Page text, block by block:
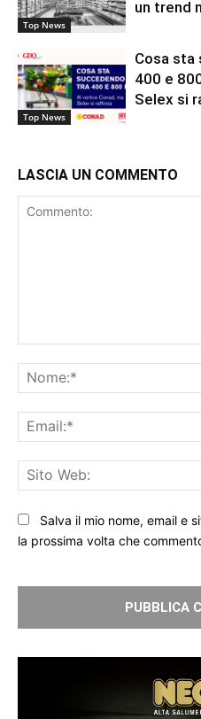
Top News
un trend
Top News
Cosa sta
400 e
Selex si
LASCIA UN COMMENTO
Salva il mio nome, email e
la prossima volta che